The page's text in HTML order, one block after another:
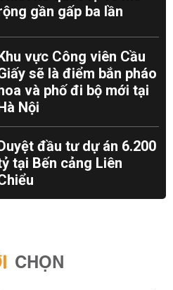
gần gấp ba lần
vực Công viên Cầu
sẽ là điểm bắn pháo
và phố đi bộ mới tại
Nội
đầu tư dự án 6.200
tại Bến cảng Liên
CHỌN